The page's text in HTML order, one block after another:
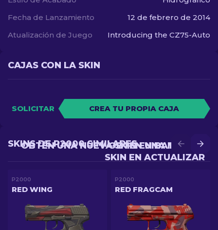
Fecha de Lanzamiento
12 de febrero de 2014
Atualización de Juego
Introducing the CZ75-Auto
CAJAS CON LA SKIN
SOLICITAR CREA TU PROPIA CAJA
OBTÉN UNA MEJOR
SKIN EN ACTUALIZAR
OBTÉN UNA NUEVA SKIN EN BATALLA
SKINS DE P2000 SIMILARES
P2000
RED WING
P2000
RED FRAGCAM